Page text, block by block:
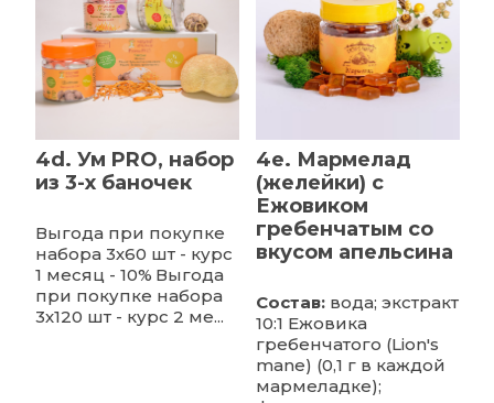
4d. Ум PRO, набор
из 3-х баночек
Выгода при покупке
набора 3х60 шт - курс
1 месяц - 10% Выгода
при покупке набора
3х120 шт - курс 2 ме...
4e. Мармелад
(желейки) с
Ежовиком
гребенчатым со
вкусом апельсина
Состав:вода; экстракт
10:1 Ежовика
гребенчатого (Lion's
mane) (0,1 г в каждой
мармеладке);